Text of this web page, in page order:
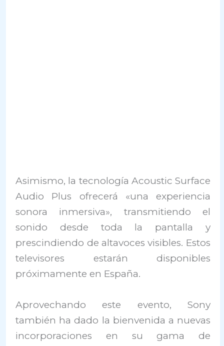
Asimismo, la tecnología Acoustic Surface
Audio Plus ofrecerá «una experiencia
sonora inmersiva», transmitiendo el
sonido desde toda la pantalla y
prescindiendo de altavoces visibles. Estos
televisores estarán disponibles
próximamente en España.
Aprovechando este evento, Sony
también ha dado la bienvenida a nuevas
incorporaciones en su gama de